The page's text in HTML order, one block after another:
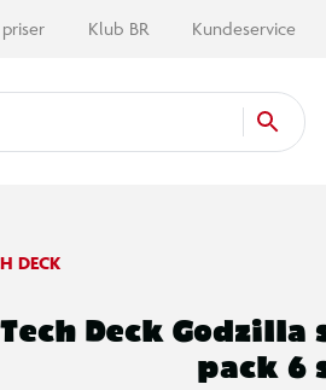
Klub BR Kundeservice
DECK
Tech Deck
pack 6